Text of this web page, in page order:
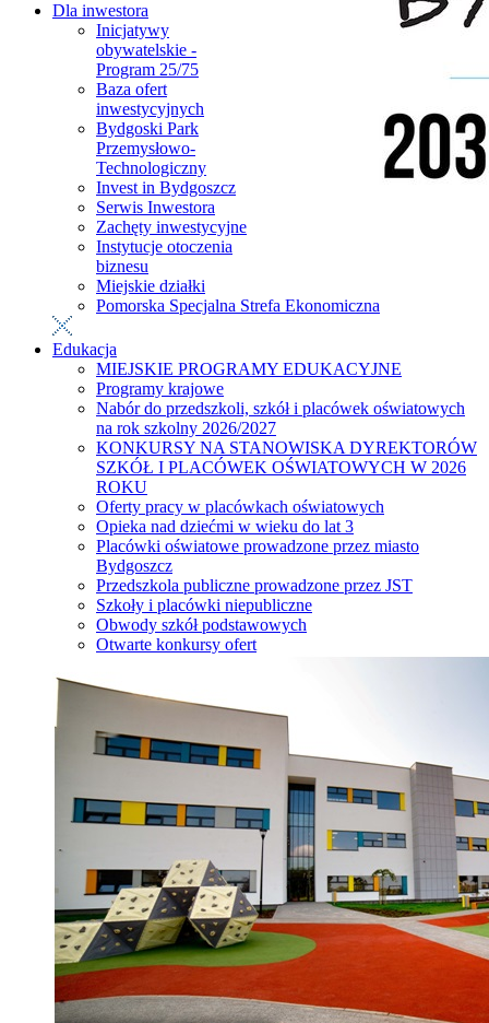
Dla inwestora
Inicjatywy
obywatelskie -
Program 25/75
Baza ofert
inwestycyjnych
Bydgoski Park
Przemysłowo-
Technologiczny
Invest in Bydgoszcz
Serwis Inwestora
Zachęty inwestycyjne
Instytucje otoczenia
biznesu
Miejskie działki
Pomorska Specjalna Strefa Ekonomiczna
Edukacja
MIEJSKIE PROGRAMY EDUKACYJNE
Programy krajowe
Nabór do przedszkoli, szkół i placówek oświatowych
na rok szkolny 2026/2027
KONKURSY NA STANOWISKA DYREKTORÓW
SZKÓŁ I PLACÓWEK OŚWIATOWYCH W 2026
ROKU
Oferty pracy w placówkach oświatowych
Opieka nad dziećmi w wieku do lat 3
Placówki oświatowe prowadzone przez miasto
Bydgoszcz
Przedszkola publiczne prowadzone przez JST
Szkoły i placówki niepubliczne
Obwody szkół podstawowych
Otwarte konkursy ofert